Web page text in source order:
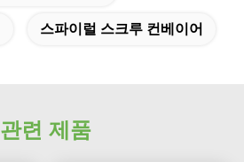
스파이럴 스크루 컨베이어
관련 제품